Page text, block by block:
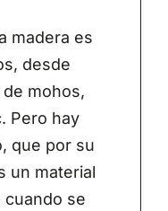
madera es
desde
mohos,
Pero hay
que por su
un material
cuando se